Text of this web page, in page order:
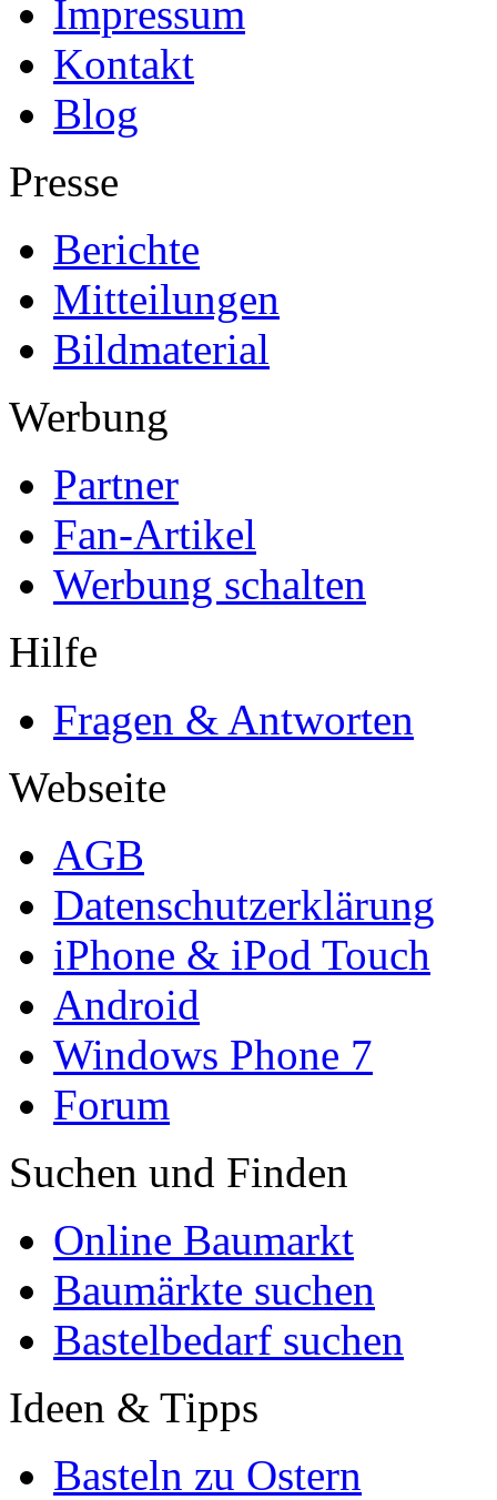
Impressum
Kontakt
Blog
Presse
Berichte
Mitteilungen
Bildmaterial
Werbung
Partner
Fan-Artikel
Werbung schalten
Hilfe
Fragen & Antworten
Webseite
AGB
Datenschutzerklärung
iPhone & iPod Touch
Android
Windows Phone 7
Forum
Suchen und Finden
Online Baumarkt
Baumärkte suchen
Bastelbedarf suchen
Ideen & Tipps
Basteln zu Ostern